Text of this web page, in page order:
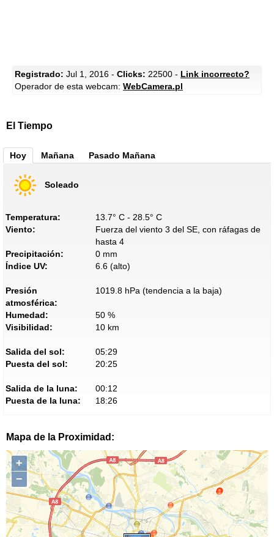
Registrado: Jul 1, 2016 - Clicks: 22500 - Link incorrecto?
Operador de esta webcam: WebCamera.pl
El Tiempo
Hoy Mañana Pasado Mañana
Soleado
Temperatura:
13.7° C - 28.5° C
Viento:
Fuerza del viento 3 del SE, con ráfagas de
hasta 4
Precipitación:
0 mm
Índice UV:
6.6 (alto)
Presión
atmosférica:
1019.8 hPa (tendencia a la baja)
Humedad:
50 %
Visibilidad:
10 km
Salida del sol:
05:29
Puesta del sol:
20:25
Salida de la luna:
00:12
Puesta de la luna:
18:26
Mapa de la Proximidad:
+
−